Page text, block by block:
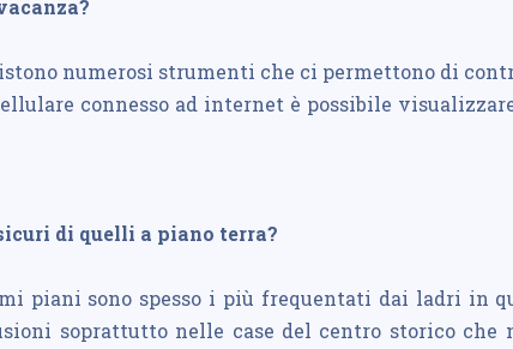
numerosi strumenti che ci permettono di
connesso ad internet è possibile
di quelli a piano terra?
piani sono spesso i più frequentati dai ladri in
soprattutto nelle case del centro storico